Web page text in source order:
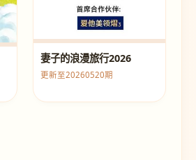
妻子的浪漫旅行2026
更新至20260520期